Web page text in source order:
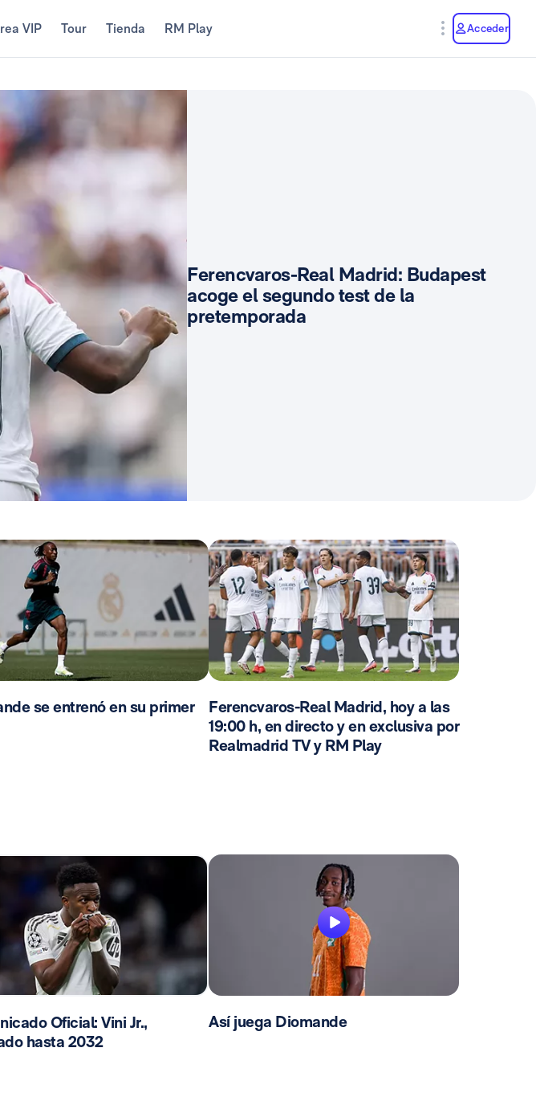
VIP Tour Tienda RM Play Acceder
Ferencvaros-Real Madrid: Budapest
acoge el segundo test de la
pretemporada
se entrenó en su primer
Ferencvaros-Real Madrid, hoy a las
19:00 h, en directo y en exclusiva por
Realmadrid TV y RM Play
Oficial: Vini Jr.,
hasta 2032
Así juega Diomande